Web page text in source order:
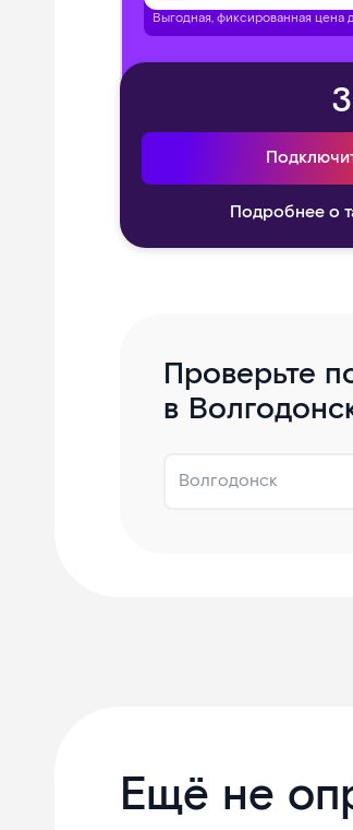
Выгодная, фиксированная цена
Подробнее о
Проверьте
в
Ещё не